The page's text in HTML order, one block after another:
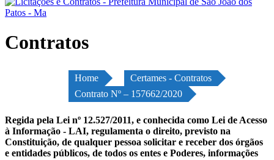
Contratos
Home
Certames - Contratos
Contrato Nº – 157662/2020
Regida pela Lei nº 12.527/2011, e conhecida como Lei de Acesso
à Informação - LAI, regulamenta o direito, previsto na
Constituição, de qualquer pessoa solicitar e receber dos órgãos
e entidades públicos, de todos os entes e Poderes, informações